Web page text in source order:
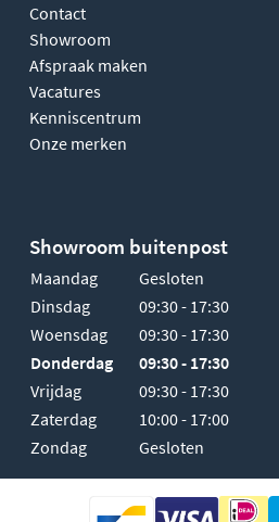
Contact
Showroom
Afspraak maken
Vacatures
Kenniscentrum
Onze merken
Showroom buitenpost
Maandag
Gesloten
Dinsdag
09:30 - 17:30
Woensdag
09:30 - 17:30
Donderdag
09:30 - 17:30
Vrijdag
09:30 - 17:30
Zaterdag
10:00 - 17:00
Zondag
Gesloten